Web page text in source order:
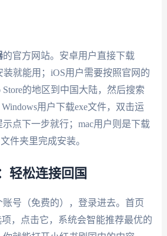
的官方网站。安卓用户直接下载
就能用；iOS用户需要按照官网的
的地区到中国大陆，然后搜索
用户下载exe文件，双击运
点下一步就行；mac用户则是下载
件夹里完成安装。
轻松连接回国
号（免费的），登录进去。首页
，点击它，系统会智能推荐最优的